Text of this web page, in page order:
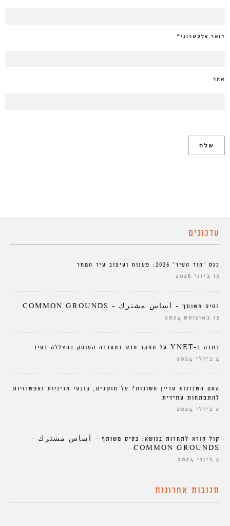
דואר אלקטרוני *
אתר
עדכונים
כנס ‘קוד העיר’ 2026: פענוח ועיצוב עיר המחר
15 ביוני 2026
בסיס משותף – أساس مشترك – COMMON GROUNDS
13 באוגוסט 2024
כתבה ב-YNET על מחקר חדש במעבדה העוסק בהצללה בעיר
4 ביולי 2024
האם השכונות עדיין חשובות? על תושבים, קובעי מדיניות ואפשרויות
להתפתחות עתידית
2 ביולי 2024
קול קורא לתחרות בנושא: בסיס משותף – أساس مشترك –
COMMON GROUNDS
4 ביוני 2024
תגובות אחרונות